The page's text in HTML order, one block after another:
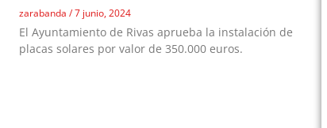
zarabanda 7 junio, 2024
El Ayuntamiento de Rivas aprueba la instalación de
placas solares por valor de 350.000 euros.